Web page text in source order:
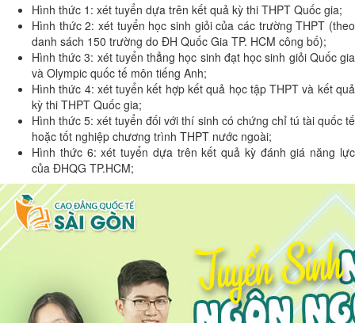
Hình thức 1: xét tuyển dựa trên kết quả kỳ thi THPT Quốc gia;
Hình thức 2: xét tuyển học sinh giỏi của các trường THPT (theo
danh sách 150 trường do ĐH Quốc Gia TP. HCM công bố);
Hình thức 3: xét tuyển thẳng học sinh đạt học sinh giỏi Quốc gia
và Olympic quốc tế môn tiếng Anh;
Hình thức 4: xét tuyển kết hợp kết quả học tập THPT và kết quả
kỳ thi THPT Quốc gia;
Hình thức 5: xét tuyển đối với thí sinh có chứng chỉ tú tài quốc tế
hoặc tốt nghiệp chương trình THPT nước ngoài;
Hình thức 6: xét tuyển dựa trên kết quả kỳ đánh giá năng lực
của ĐHQG TP.HCM;